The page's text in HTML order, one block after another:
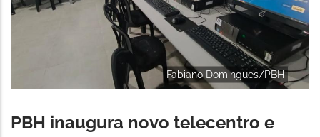
Fabiano Domingues/PBH
PBH inaugura novo telecentro e